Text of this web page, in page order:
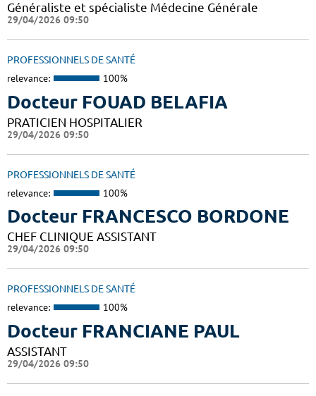
Généraliste et spécialiste Médecine Générale
29/04/2026 09:50
PROFESSIONNELS DE SANTÉ
relevance: 100%
Docteur FOUAD BELAFIA
PRATICIEN HOSPITALIER
29/04/2026 09:50
PROFESSIONNELS DE SANTÉ
relevance: 100%
Docteur FRANCESCO BORDONE
CHEF CLINIQUE ASSISTANT
29/04/2026 09:50
PROFESSIONNELS DE SANTÉ
relevance: 100%
Docteur FRANCIANE PAUL
ASSISTANT
29/04/2026 09:50